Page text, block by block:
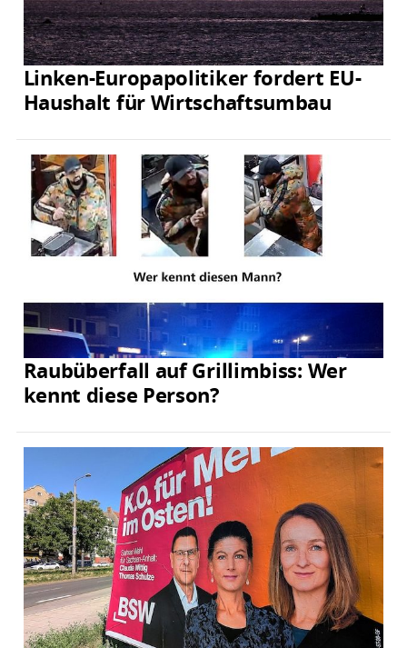
Linken-Europapolitiker fordert EU-
Haushalt für Wirtschaftsumbau
Raubüberfall auf Grillimbiss: Wer
kennt diese Person?